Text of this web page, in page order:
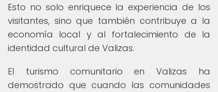
Esto no solo enriquece la experiencia de los
visitantes, sino que también contribuye a la
economía local y al fortalecimiento de la
identidad cultural de Valizas.
El turismo comunitario en Valizas ha
demostrado que cuando las comunidades